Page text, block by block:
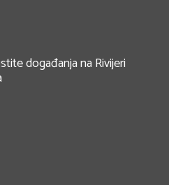
događanja na Rivijeri